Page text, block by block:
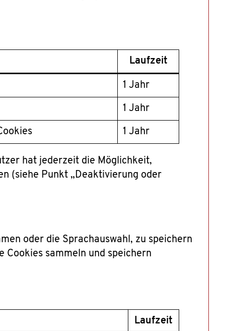
Laufzeit
1 Jahr
1 Jahr
1 Jahr
hat jederzeit die Möglichkeit,
(siehe Punkt „Deaktivierung oder
oder die Sprachauswahl, zu speichern
Cookies sammeln und speichern
Laufzeit